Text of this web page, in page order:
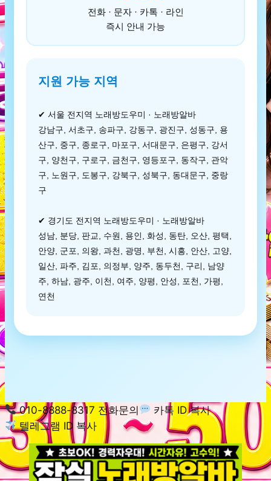
전화 · 문자 · 카톡 · 라인
즉시 안내 가능
지원 가능 지역
✔ 서울 전지역 노래방도우미 · 노래방알바
강남구, 서초구, 송파구, 강동구, 광진구, 성동구, 용
산구, 중구, 종로구, 마포구, 서대문구, 은평구, 강서
구, 양천구, 구로구, 금천구, 영등포구, 동작구, 관악
구, 노원구, 도봉구, 강북구, 성북구, 동대문구, 중랑
구
✔ 경기도 전지역 노래방도우미 · 노래방알바
성남, 분당, 판교, 수원, 용인, 화성, 동탄, 오산, 평택,
안양, 군포, 의왕, 과천, 광명, 부천, 시흥, 안산, 고양,
일산, 파주, 김포, 의정부, 양주, 동두천, 구리, 남양
주, 하남, 광주, 이천, 여주, 양평, 안성, 포천, 가평,
연천
010-8888-8317 전화문의
카톡 ID 복사
텔레그램 ID 복사